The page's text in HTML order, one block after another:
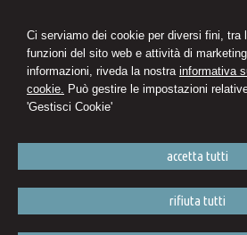
Ci serviamo dei cookie per diversi fini, tra
funzioni del sito web e attività di
informazioni, riveda la nostra informativa
cookie. Può gestire le impostazioni
'Gestisci Cookie'
accetta tutti
rifiuta tutti